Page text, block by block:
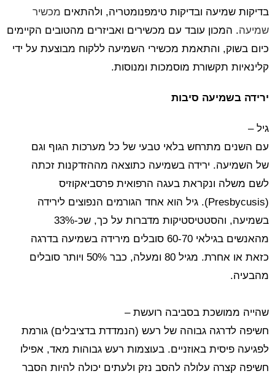
בדיקות שמיעה ובדיקות טימפנומטריה, ולהתאים מכשיר
שמיעה. המכון עובד עם מכשירים ואביזרים מהטובים הקיימים
כיום בשוק, והתאמת מכשירי השמיעה ללקוח מבוצעת על ידי
קלינאיות תקשורת מוסמכות ומנוסות.
ירידה בשמיעה סיבות
גיל –
עם השנים מתרחש בלאי טבעי של כל מערכות הגוף וגם
של השמיעה. ירידה בשמיעה כתוצאה מההזדקנות זכתה
לשם משלה ונקראת בעגה הרפואית פרסביאקוזיס
(Presbycusis). גיל הוא אחד הגורמים הנפוצים לירידה
בשמיעה, והסטטיסטיקות מדברות על כך, שכ-33%
מהאנשים בגילאי 60-70 סובלים מירידה בשמיעה בדרגה
כזאת או אחרת. מגיל 80 ומעלה, כבר 50% ויותר סובלים
מהבעיה.
שהייה ממושכת בסביבה רועשת –
חשיפה לדרגה גבוהה של רעש (הנמדדת בדציבלים) גורמת
לפגיעה פיסית באוזניים. בעוצמות רעש גבוהות מאד, אפילו
חשיפה קצרה עלולה להסב נזק ולעתים יכולה להיות הסבר